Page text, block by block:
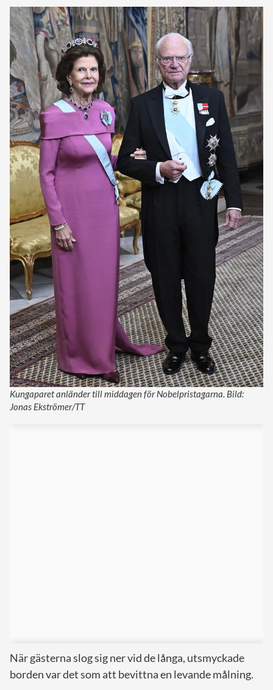
Kungaparet anländer till middagen för Nobelpristagarna. Bild:
Jonas Ekströmer/TT
När gästerna slog sig ner vid de långa, utsmyckade
borden var det som att bevittna en levande målning.